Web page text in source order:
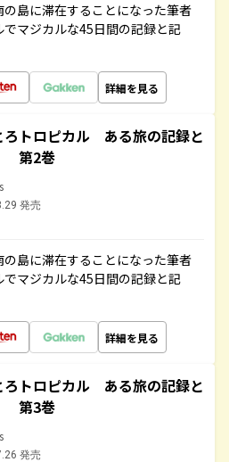
島に滞在することになった筆者
マジカルな45日間の記録と記
詳細を見る
ろトロピカル ある旅の記録と
第2巻
発売
島に滞在することになった筆者
マジカルな45日間の記録と記
詳細を見る
ろトロピカル ある旅の記録と
第3巻
発売